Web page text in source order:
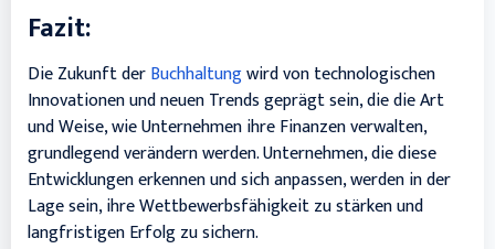
Fazit:
Die Zukunft derBuchhaltungwird von technologischen
Innovationen und neuen Trends geprägt sein, die die Art
und Weise, wie Unternehmen ihre Finanzen verwalten,
grundlegend verändern werden. Unternehmen, die diese
Entwicklungen erkennen und sich anpassen, werden in der
Lage sein, ihre Wettbewerbsfähigkeit zu stärken und
langfristigen Erfolg zu sichern.